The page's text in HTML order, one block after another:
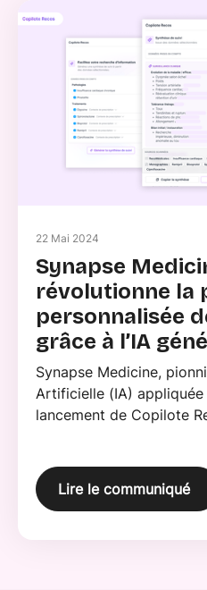
22 Mai 2024
Synapse
révolutionne la
personnalisée
grâce à l’IA
Synapse Medicine,
Artificielle (IA)
lancement de Copilote
révolutionnaire permettra
médecins de ville et à
Lire le communiqué